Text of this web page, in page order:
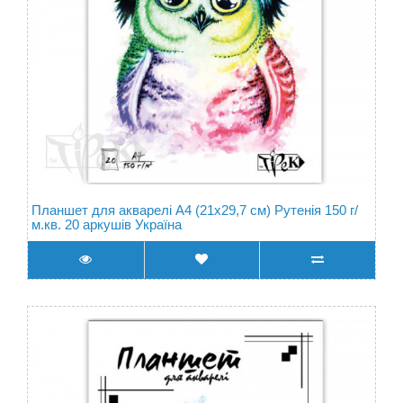
Планшет для акварелі А4 (21х29,7 см) Рутенія 150 г/
м.кв. 20 аркушів Україна